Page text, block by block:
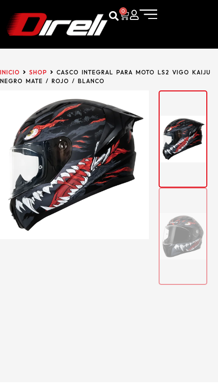
0
INICIO SHOP
CASCO INTEGRAL PARA MOTO LS2 VIGO KAIJU
NEGRO MATE / ROJO / BLANCO